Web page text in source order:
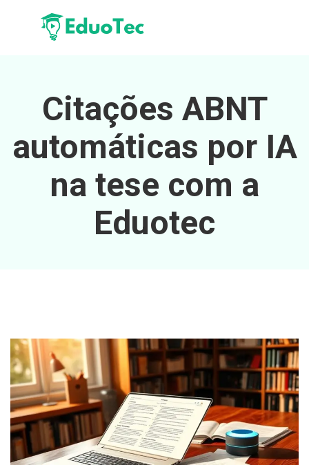
Citações ABNT
automáticas por IA
na tese com a
Eduotec